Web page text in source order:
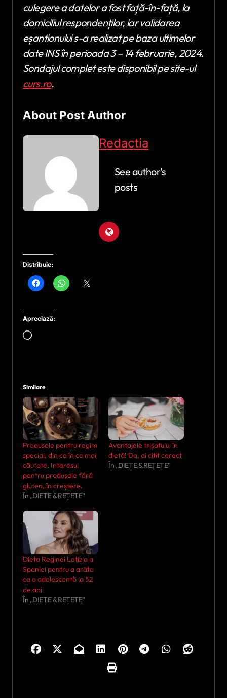
culegere a datelor a fost față-în-față, la
domiciliul respondenților, iar validarea
eșantionului s-a realizat pe baza ultimelor
date INS în perioada 3 – 14 februarie, 2024.
Sondajul complet este disponibil pe site-ul
curs.ro.
About Post Author
Redactia
See author's
posts
Distribuie:
Apreciază:
Încarc...
Similare
Produsele pentru regim
special, din ce în ce mai
căutate. Interesul
pentru produsele fără
gluten, în creștere.
În „DIETE & REȚETE”
Avantajele trișatului în
dietă! Da, ai citit corect
În „DIETE & REȚETE”
Dieta Reginei Letizia a
Spaniei pentru a arăta
ca o adolescentă la 52
de ani
În „DIETE & REȚETE”